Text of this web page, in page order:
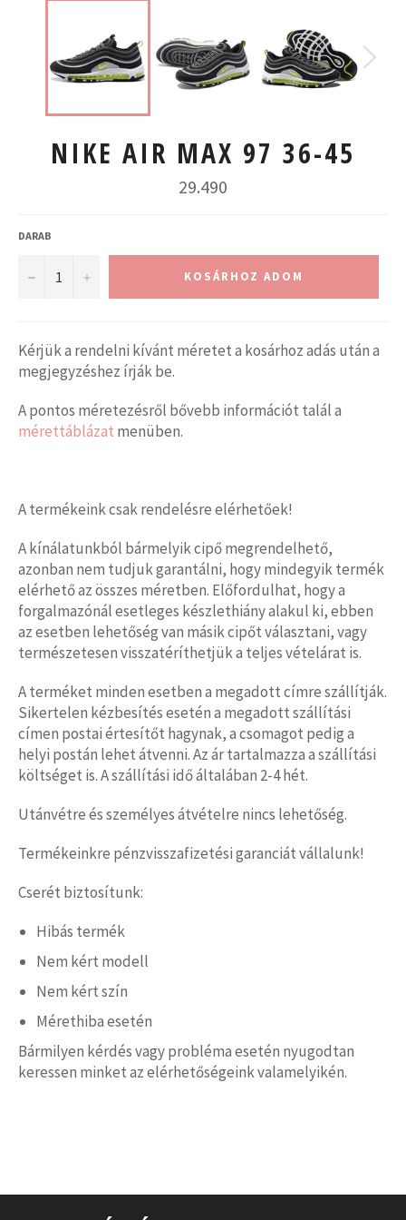
NIKE AIR MAX 97 36-45
Normál
ár
29.490
DARAB
− + KOSÁRHOZ ADOM
Kérjük a rendelni kívánt méretet a kosárhoz adás után a
megjegyzéshez írják be.
A pontos méretezésről bővebb információt talál a
mérettáblázat menüben.
A termékeink csak rendelésre elérhetőek!
A kínálatunkból bármelyik cipő megrendelhető,
azonban nem tudjuk garantálni, hogy mindegyik termék
elérhető az összes méretben. Előfordulhat, hogy a
forgalmazónál esetleges készlethiány alakul ki, ebben
az esetben lehetőség van másik cipőt választani, vagy
természetesen visszatéríthetjük a teljes vételárat is.
A terméket minden esetben a megadott címre szállítják.
Sikertelen kézbesítés esetén a megadott szállítási
címen postai értesítőt hagynak, a csomagot pedig a
helyi postán lehet átvenni. Az ár tartalmazza a szállítási
költséget is. A szállítási idő általában 2-4 hét.
Utánvétre és személyes átvételre nincs lehetőség.
Termékeinkre pénzvisszafizetési garanciát vállalunk!
Cserét biztosítunk:
Hibás termék
Nem kért modell
Nem kért szín
Mérethiba esetén
Bármilyen kérdés vagy probléma esetén nyugodtan
keressen minket az elérhetőségeink valamelyikén.